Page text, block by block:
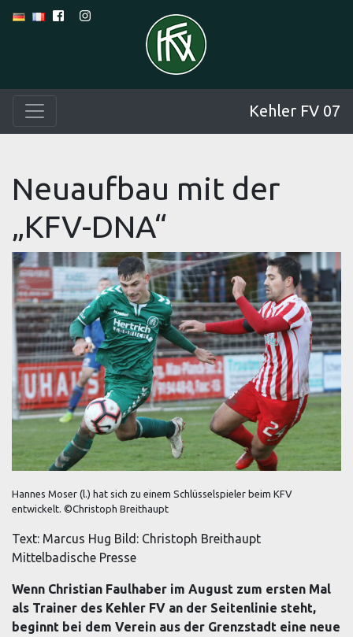
Kehler FV 07
Neuaufbau mit der
„KFV-DNA“
Hannes Moser (l.) hat sich zu einem Schlüsselspieler beim KFV
entwickelt. ©Christoph Breithaupt
Text: Marcus Hug Bild: Christoph Breithaupt
Mittelbadische Presse
Wenn Christian Faulhaber im August zum ersten Mal
als Trainer des Kehler FV an der Seitenlinie steht,
beginnt bei dem Verein aus der Grenzstadt eine neue